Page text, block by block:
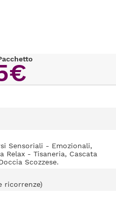
Sensoriali - Emozionali,
Relax - Tisaneria, Cascata
Scozzese.
ricorrenze)